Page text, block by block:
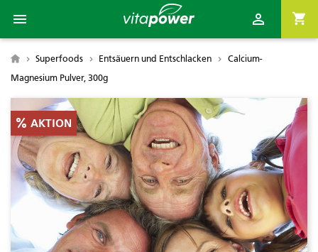
 shopping_cart

Superfoods Entsäuern und Entschlacken
Calcium-
Magnesium Pulver, 300g
AKTION